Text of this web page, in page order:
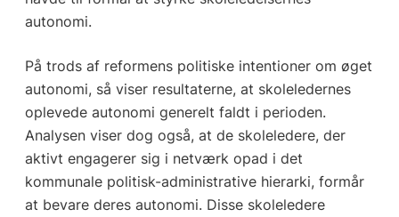
autonomi.
På trods af reformens politiske intentioner om øget
autonomi, så viser resultaterne, at skoleledernes
oplevede autonomi generelt faldt i perioden.
Analysen viser dog også, at de skoleledere, der
aktivt engagerer sig i netværk opad i det
kommunale politisk-administrative hierarki, formår
at bevare deres autonomi. Disse skoleledere